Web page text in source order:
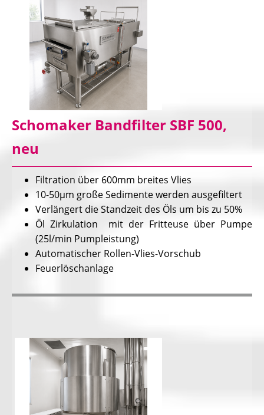
Schomaker Bandfilter SBF 500,
neu
Filtration über 600mm breites Vlies
10-50µm große Sedimente werden ausgefiltert
Verlängert die Standzeit des Öls um bis zu 50%
Öl Zirkulation mit der Fritteuse über Pumpe
(25l/min Pumpleistung)
Automatischer Rollen-Vlies-Vorschub
Feuerlöschanlage